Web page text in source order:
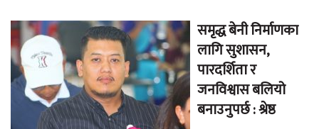
समृद्ध बेनी निर्माणका
लागि सुशासन,
पारदर्शिता र
जनविश्वास बलियो
बनाउनुपर्छ : श्रेष्ठ